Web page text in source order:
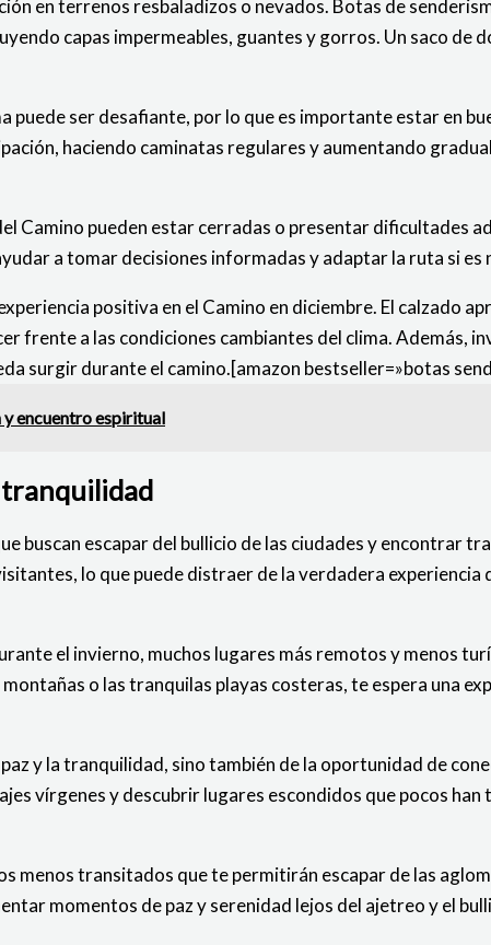
en terrenos resbaladizos o nevados. Botas de
capas impermeables, guantes y gorros. Un saco de
puede ser desafiante, por lo que es importante estar en
haciendo caminatas regulares y aumentando
Camino pueden estar cerradas o presentar dificultades
a tomar decisiones informadas y adaptar la ruta si es
positiva en el Camino en diciembre. El calzado
frente a las condiciones cambiantes del clima. Además,
surgir durante el camino.[amazon bestseller=»botas
y encuentro espiritual
tranquilidad
buscan escapar del bullicio de las ciudades y encontrar
lo que puede distraer de la verdadera experiencia
el invierno, muchos lugares más remotos y menos
o las tranquilas playas costeras, te espera una
y la tranquilidad, sino también de la oportunidad de
vírgenes y descubrir lugares escondidos que pocos han
menos transitados que te permitirán escapar de las
momentos de paz y serenidad lejos del ajetreo y el